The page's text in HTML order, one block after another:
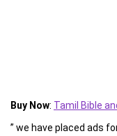
Buy Now: Tamil Bible
” we have placed ads